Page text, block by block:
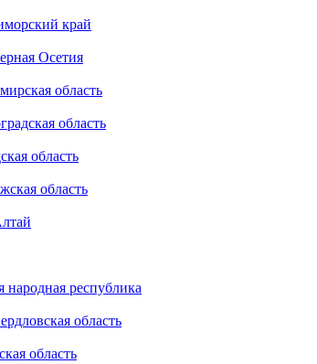
край
Осетия
область
область
область
область
республика
область
область